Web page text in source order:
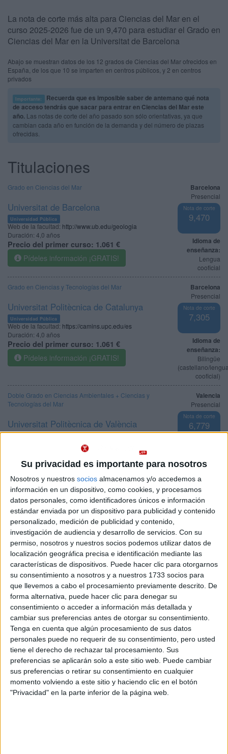
Su privacidad es importante para nosotros
Nosotros y nuestros socios almacenamos y/o accedemos a
información en un dispositivo, como cookies, y procesamos
datos personales, como identificadores únicos e información
estándar enviada por un dispositivo para publicidad y contenido
personalizado, medición de publicidad y contenido,
investigación de audiencia y desarrollo de servicios. Con su
permiso, nosotros y nuestros socios podemos utilizar datos de
localización geográfica precisa e identificación mediante las
características de dispositivos. Puede hacer clic para otorgarnos
su consentimiento a nosotros y a nuestros 1733 socios para
que llevemos a cabo el procesamiento previamente descrito. De
forma alternativa, puede hacer clic para denegar su
consentimiento o acceder a información más detallada y
cambiar sus preferencias antes de otorgar su consentimiento.
Tenga en cuenta que algún procesamiento de sus datos
personales puede no requerir de su consentimiento, pero usted
tiene el derecho de rechazar tal procesamiento. Sus
preferencias se aplicarán solo a este sitio web. Puede cambiar
sus preferencias o retirar su consentimiento en cualquier
momento volviendo a este sitio y haciendo clic en el botón
"Privacidad" en la parte inferior de la página web.
La nota de corte más alta para Ciencias del Mar en el
curso 2025-2026 fue de un 9,470 para estudiar el Grado en
Ciencias del Mar en la Universitat de Barcelona
Abajo se muestran datos de los 12 grados de Ciencias del Mar ofrecidos en
España, de los que 10 se imparten en centros públicos, y 2 en centros
privados
Importante:
Recuerda que es imposible saber de antemano qué nota
de acceso tendrás que sacar para entrar en Ciencias del Mar este
año. Las notas de corte del año pasado son sólo orientativas, ya que
cambian cada año en función de la demanda y del número de plazas
ofrecidas.
Titulaciones
Barcelona
Presencial
Nota de corte
9,470
Idioma de
enseñanza:
Lengua
cooficial
Grado en Ciencias del Mar
Universitat de Barcelona
Universidad Pública
Web de la facultad: http://www.ub.edu/geologia
Duración: 4,0 años
Precio del primer curso: 1.061 €
Pídeles información ¡GRATIS!
Barcelona
Presencial
Nota de corte
7,305
Idioma de
enseñanza:
Bilingüe
(castellano/
cooficial)
Grado en Ciencias y Tecnologías del Mar
Universitat Politècnica de Catalunya
Universidad Pública
Web de la facultad: https://camins.upc.edu/es
Duración: 4,0 años
Precio del primer curso: 1.061 €
Pídeles información ¡GRATIS!
Valencia
Presencial
Nota de corte
6,779
Bilingüe
cooficial)
Doble Grado en Ciencias Ambientales + Ciencias y
Tecnologías del Mar
Universitat Politècnica de València
Precio del primer curso:
Pídeles información ¡GRATIS!
Cádiz
Presencial
6,000
Idioma de
enseñanza:
Castellano
Doble Grado en Ciencias del Mar + Ciencias Ambientales
Universidad de Cádiz
Universidad Pública
Web de la facultad:https://ccmaryambientales.uca.es/
Duración:5,0 años
Precio del primer curso:no disponible
Pídeles información ¡GRATIS!
Presencial
Nota de corte
5,878
enseñanza:
Castellano
Grado en Ciencias del Mar
Universidade de Vigo
Universidad Pública
Web de la facultad:http://www.facultadeccdomar.es/
Duración: 4,0 años
Precio del primer curso:836 €
Pídeles información ¡GRATIS!
Grado en Ciencias del Mar